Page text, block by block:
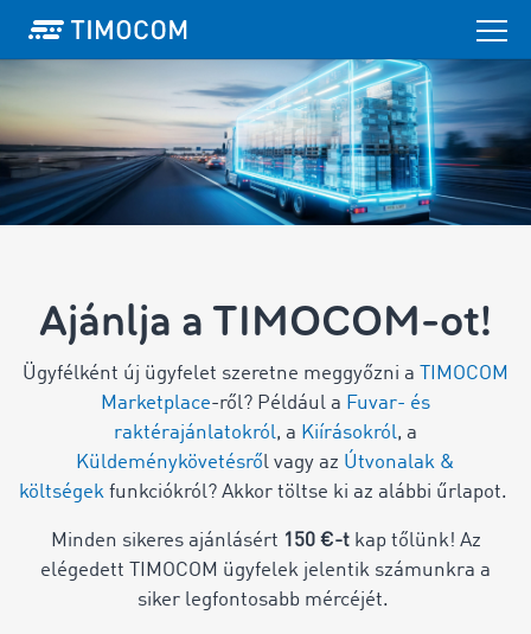
Ajánlja a TIMOCOM-ot!
Ügyfélként új ügyfelet szeretne meggyőzni a
TIMOCOM
Marketplace-ről? Például a Fuvar- és
raktérajánlatokról, a Kiírásokról, a
Küldeménykövetésről vagy az Útvonalak &
költségek funkciókról? Akkor töltse ki az alábbi űrlapot.
Minden sikeres ajánlásért 150 €-tkap tőlünk! Az
elégedett TIMOCOM ügyfelek jelentik számunkra a
siker legfontosabb mércéjét.